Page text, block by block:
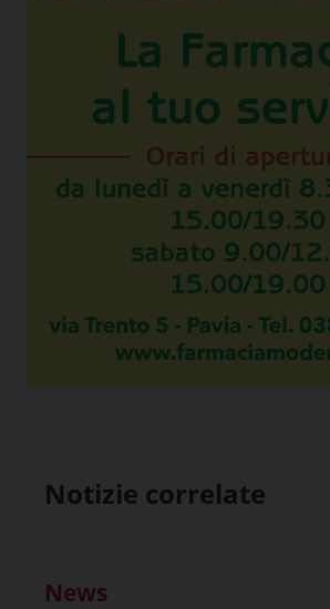
Notizie correlate
News